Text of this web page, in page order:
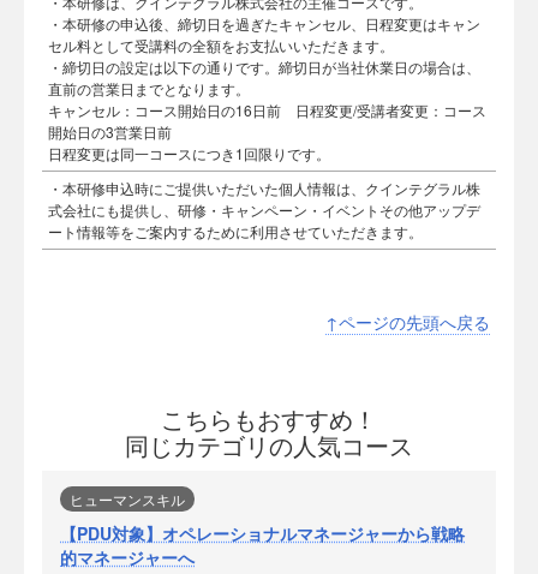
・本研修の申込後、締切日を過ぎたキャンセル、日程変更はキャン
セル料として受講料の全額をお支払いいただきます。
・締切日の設定は以下の通りです。締切日が当社休業日の場合は、
直前の営業日までとなります。
キャンセル：コース開始日の16日前 日程変更/受講者変更：コース
開始日の3営業日前
日程変更は同一コースにつき1回限りです。
・本研修申込時にご提供いただいた個人情報は、クインテグラル株
式会社にも提供し、研修・キャンペーン・イベントその他アップデ
ート情報等をご案内するために利用させていただきます。
↑ページの先頭へ戻る
こちらもおすすめ！
同じカテゴリの人気コース
ヒューマンスキル
【PDU対象】オペレーショナルマネージャーから戦略
的マネージャーへ